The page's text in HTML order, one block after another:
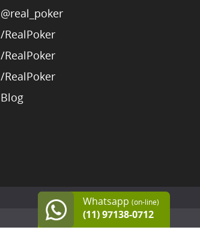
@real_poker
/RealPoker
/RealPoker
/RealPoker
Blog
Whatsapp (on-line)
(11) 97138-0712